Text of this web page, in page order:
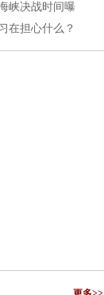
峡决战时间曝
在担心什么？